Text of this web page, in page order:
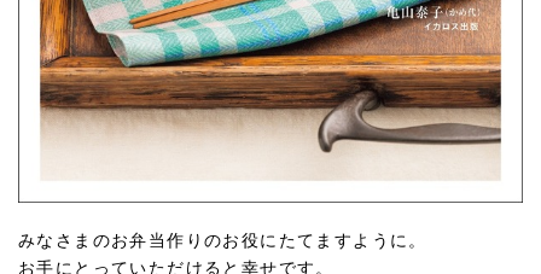
みなさまのお弁当作りのお役にたてますように。
お手にとっていただけると幸せです。